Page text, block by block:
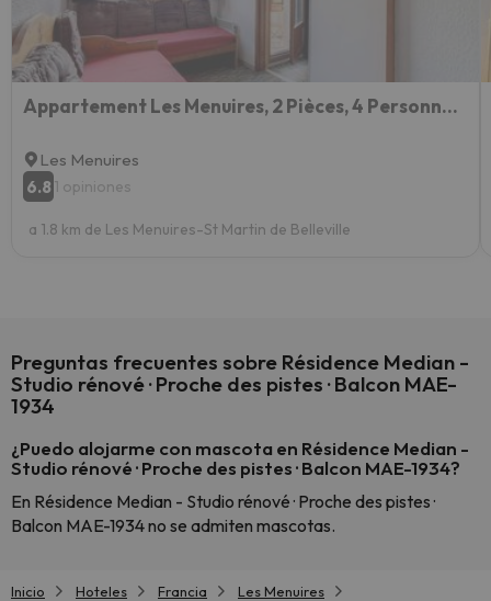
Appartement Les Menuires, 2 Pièces, 4 Personnes - Fr-1-344-1042
Les Menuires
6.8 1 opiniones
a 1.8 km de Les Menuires-St Martin de Belleville
Preguntas frecuentes sobre Résidence Median -
Studio rénové · Proche des pistes · Balcon MAE-
1934
¿Puedo alojarme con mascota en Résidence Median -
Studio rénové · Proche des pistes · Balcon MAE-1934?
En Résidence Median - Studio rénové · Proche des pistes ·
Balcon MAE-1934 no se admiten mascotas.
Inicio Hoteles Francia
Les Menuires